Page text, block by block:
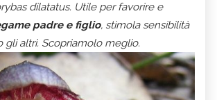
dilatatus. Utile per favorire e
padre e figlio, stimola sensibilità
gli altri. Scopriamolo meglio.